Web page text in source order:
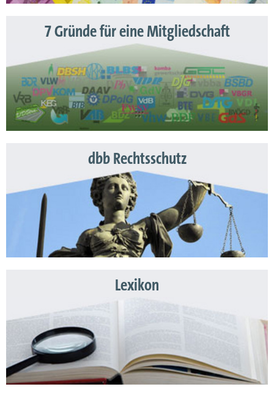
7 Gründe für eine Mitgliedschaft
dbb Rechtsschutz
Lexikon